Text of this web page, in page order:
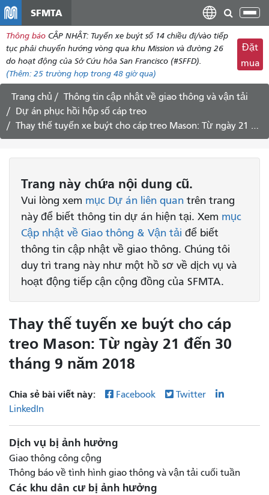
dung
SFMTA
Thông báo CẬP NHẬT: Tuyến xe buýt số 14 chiều đi/vào tiếp
tục phải chuyển hướng vòng qua khu Mission và đường 26
do hoạt động của Sở Cứu hỏa San Francisco (#SFFD).
(Thêm: 25 trường hợp trong 48 giờ qua)
Đặt
mua
Trang chủ
Thông tin cập nhật về giao thông và vận tải
Dự án phục hồi hộp số cáp treo
Thay thế tuyến xe buýt cho cáp treo Mason: Từ ngày 21 đến 30 tháng 9 năm 2018
Trang này chứa nội dung cũ.
Vui lòng xem mục Dự án liên quan trên trang
này để biết thông tin dự án hiện tại. Xem mục
Cập nhật về Giao thông & Vận tải để biết
thông tin cập nhật về giao thông. Chúng tôi
duy trì trang này như một hồ sơ về dịch vụ và
hoạt động tiếp cận cộng đồng của SFMTA.
Thay thế tuyến xe buýt cho cáp
treo Mason: Từ ngày 21 đến 30
tháng 9 năm 2018
Chia sẻ bài viết này: Facebook
Twitter
LinkedIn
Dịch vụ bị ảnh hưởng
Giao thông công cộng
Thông báo về tình hình giao thông và vận tải cuối tuần
Các khu dân cư bị ảnh hưởng